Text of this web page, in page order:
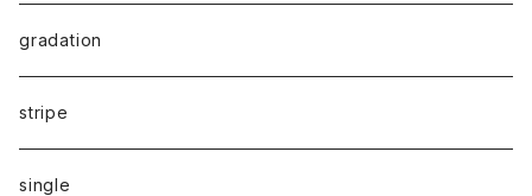
gradation
stripe
single